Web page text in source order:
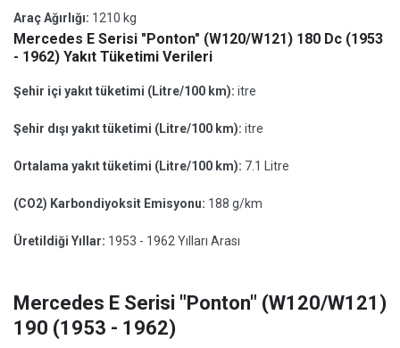
Araç Ağırlığı: 1210 kg
Mercedes E Serisi "Ponton" (W120/W121) 180 Dc (1953
- 1962) Yakıt Tüketimi Verileri
Şehir içi yakıt tüketimi (Litre/100 km): itre
Şehir dışı yakıt tüketimi (Litre/100 km): itre
Ortalama yakıt tüketimi (Litre/100 km): 7.1 Litre
(CO2) Karbondiyoksit Emisyonu: 188 g/km
Üretildiği Yıllar: 1953 - 1962 Yılları Arası
Mercedes E Serisi "Ponton" (W120/W121)
190 (1953 - 1962)